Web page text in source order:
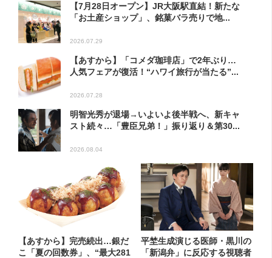
【7月28日オープン】JR大阪駅直結！新たな
「お土産ショップ」、銘菓バラ売りで地...
2026.07.29
【あすから】「コメダ珈琲店」で2年ぶり…
人気フェアが復活！“ハワイ旅行が当たる”...
2026.07.28
明智光秀が退場→いよいよ後半戦へ、新キャ
スト続々…「豊臣兄弟！」振り返り＆第30...
2026.08.04
【あすから】完売続出…銀だ
こ「夏の回数券」、“最大281
平埜生成演じる医師・黒川の
「新潟弁」に反応する視聴者